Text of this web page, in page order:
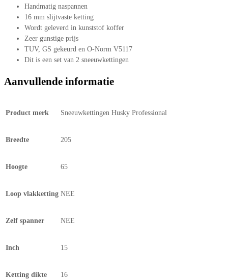
Handmatig naspannen
16 mm slijtvaste ketting
Wordt geleverd in kunststof koffer
Zeer gunstige prijs
TUV, GS gekeurd en O-Norm V5117
Dit is een set van 2 sneeuwkettingen
Aanvullende informatie
Product merk Sneeuwkettingen Husky Professional
Breedte 205
Hoogte 65
Loop vlakketting NEE
Zelf spanner NEE
Inch 15
Ketting dikte 16